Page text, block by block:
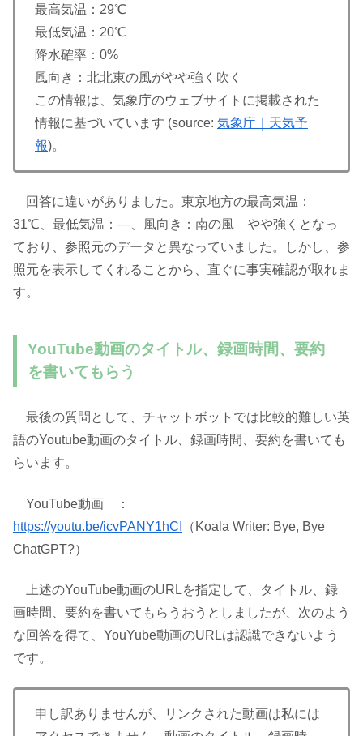
最高気温：29℃
最低気温：20℃
降水確率：0%
風向き：北北東の風がやや強く吹く
この情報は、気象庁のウェブサイトに掲載された
情報に基づいています (source: 気象庁｜天気予
報)。
回答に違いがありました。東京地方の最高気温：
31℃、最低気温：―、風向き：南の風 やや強くとなっ
ており、参照元のデータと異なっていました。しかし、参
照元を表示してくれることから、直ぐに事実確認が取れま
す。
YouTube動画のタイトル、録画時間、要約
を書いてもらう
最後の質問として、チャットボットでは比較的難しい英
語のYoutube動画のタイトル、録画時間、要約を書いても
らいます。
YouTube動画 ：
https://youtu.be/icvPANY1hCI
（Koala Writer: Bye, Bye
ChatGPT?）
上述のYouTube動画のURLを指定して、タイトル、録
画時間、要約を書いてもらうおうとしましたが、次のよう
な回答を得て、YouYube動画のURLは認識できないよう
です。
申し訳ありませんが、リンクされた動画は私には